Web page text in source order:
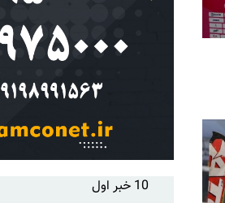
10 خبر اول